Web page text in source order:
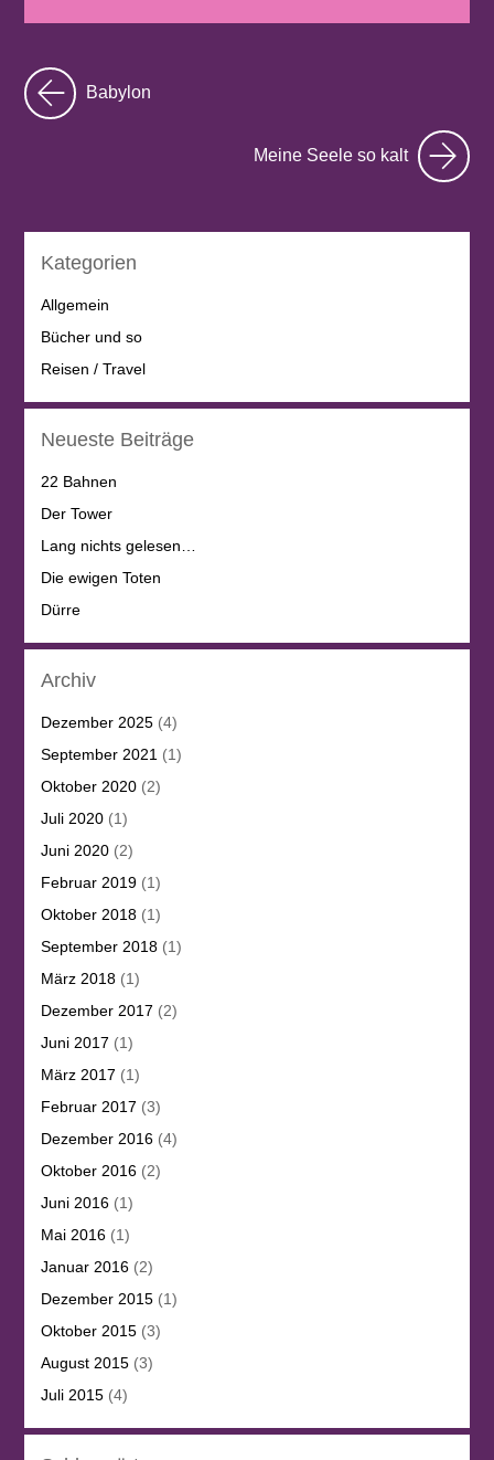
Babylon
Meine Seele so kalt
Kategorien
Allgemein
Bücher und so
Reisen / Travel
Neueste Beiträge
22 Bahnen
Der Tower
Lang nichts gelesen…
Die ewigen Toten
Dürre
Archiv
Dezember 2025 (4)
September 2021 (1)
Oktober 2020 (2)
Juli 2020 (1)
Juni 2020 (2)
Februar 2019 (1)
Oktober 2018 (1)
September 2018 (1)
März 2018 (1)
Dezember 2017 (2)
Juni 2017 (1)
März 2017 (1)
Februar 2017 (3)
Dezember 2016 (4)
Oktober 2016 (2)
Juni 2016 (1)
Mai 2016 (1)
Januar 2016 (2)
Dezember 2015 (1)
Oktober 2015 (3)
August 2015 (3)
Juli 2015 (4)